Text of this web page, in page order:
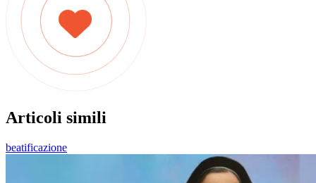
Articoli simili
beatificazione